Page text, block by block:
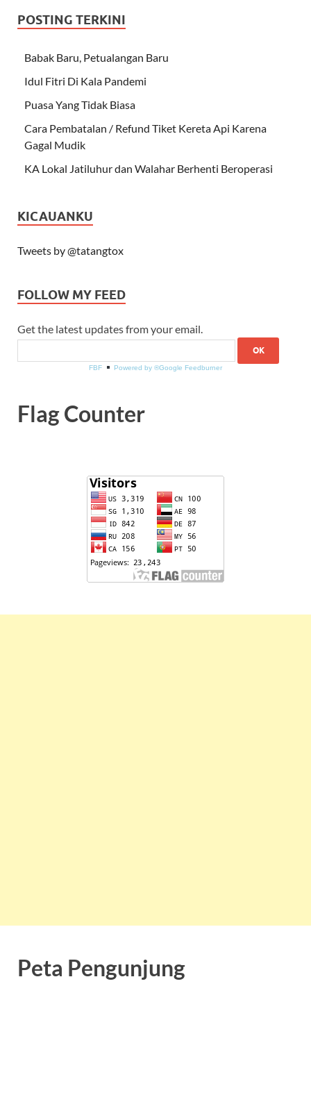
POSTING TERKINI
Babak Baru, Petualangan Baru
Idul Fitri Di Kala Pandemi
Puasa Yang Tidak Biasa
Cara Pembatalan / Refund Tiket Kereta Api Karena
Gagal Mudik
KA Lokal Jatiluhur dan Walahar Berhenti Beroperasi
KICAUANKU
Tweets by @tatangtox
FOLLOW MY FEED
Get the latest updates from your email.
FBF Powered by ®Google Feedburner
Flag Counter
Peta Pengunjung